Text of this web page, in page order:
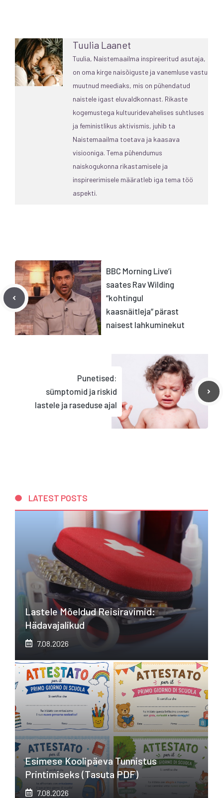
Tuulia Laanet
Tuulia, Naistemaailma inspireeritud asutaja,
on oma kirge naisõiguste ja vanemluse vastu
muutnud meediaks, mis on pühendatud
naistele igast eluvaldkonnast. Rikaste
kogemustega kultuuridevahelises suhtluses
ja feministlikus aktivismis, juhib ta
Naistemaailma toetava ja kaasava
visiooniga. Tema pühendumus
naiskogukonna rikastamisele ja
inspireerimisele määratleb iga tema töö
aspekti.
BBC Morning Live’i
saates Rav Wilding
“kohtingul
kaasnäitleja” pärast
naisest lahkuminekut
Punetised:
sümptomid ja riskid
lastele ja raseduse ajal
LATEST POSTS
Lastele Mõeldud Reisiravimid:
Hädavajalikud
7.08.2026
Esimese Koolipäeva Tunnistus
Printimiseks (tasuta PDF)
7.08.2026